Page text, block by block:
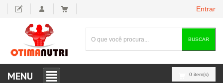
Entrar
BUSCAR
0 item(s)
MENU